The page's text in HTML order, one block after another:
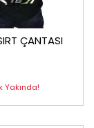
ÇANTASI
Yakında!